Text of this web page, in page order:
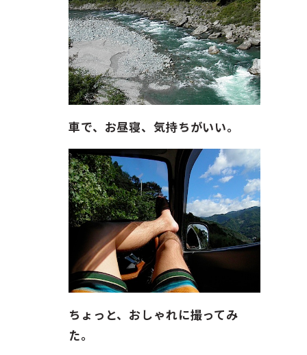
車で、お昼寝、気持ちがいい。
ちょっと、おしゃれに撮ってみ
た。